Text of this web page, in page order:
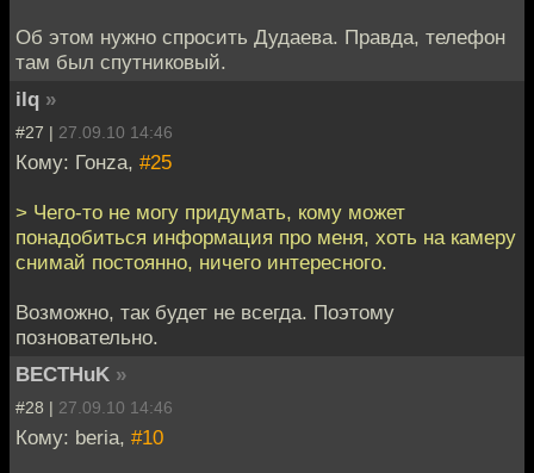
Об этом нужно спросить Дудаева. Правда, телефон
там был спутниковый.
ilq »
#27 | 27.09.10 14:46
Кому: Гонzа, #25
> Чего-то не могу придумать, кому может
понадобиться информация про меня, хоть на камеру
снимай постоянно, ничего интересного.
Возможно, так будет не всегда. Поэтому
позновательно.
BECTHuK »
#28 | 27.09.10 14:46
Кому: beria, #10